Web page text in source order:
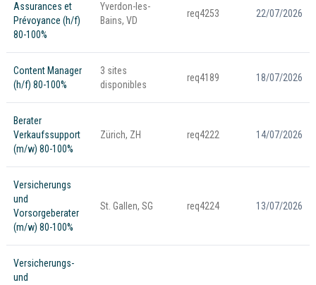
Assurances et
Prévoyance (h/f)
80-100%
Yverdon-les-
Bains, VD
req4253 22/07/2026
Content Manager
(h/f) 80-100%
3 sites
disponibles
req4189 18/07/2026
Berater
Verkaufssupport
(m/w) 80-100%
Zürich, ZH req4222 14/07/2026
Versicherungs
und
Vorsorgeberater
(m/w) 80-100%
St. Gallen, SG req4224 13/07/2026
Versicherungs-
und